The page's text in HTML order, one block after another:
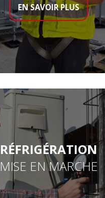
EN SAVOIR PLUS
RÉFRIGÉRATION
MISE EN MARCHE